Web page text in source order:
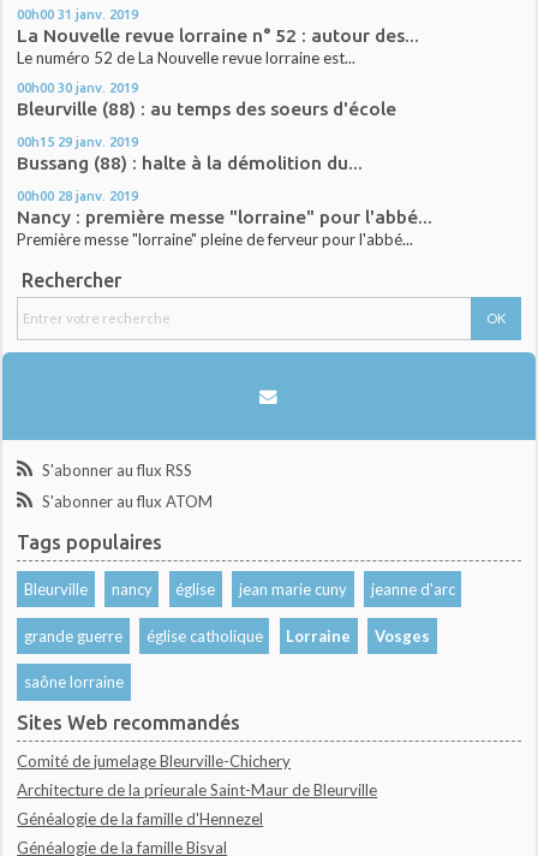
00h00 31 janv. 2019
La Nouvelle revue lorraine n° 52 : autour des...
Le numéro 52 de La Nouvelle revue lorraine est...
00h00 30 janv. 2019
Bleurville (88) : au temps des soeurs d'école
00h15 29 janv. 2019
Bussang (88) : halte à la démolition du...
00h00 28 janv. 2019
Nancy : première messe "lorraine" pour l'abbé...
Première messe "lorraine" pleine de ferveur pour l'abbé...
Rechercher
S'abonner au flux RSS
S'abonner au flux ATOM
Tags populaires
Bleurville nancy église jean marie cuny jeanne d'arc
grande guerre église catholique Lorraine Vosges
saône lorraine
Sites Web recommandés
Comité de jumelage Bleurville-Chichery
Architecture de la prieurale Saint-Maur de Bleurville
Généalogie de la famille d'Hennezel
Généalogie de la famille Bisval